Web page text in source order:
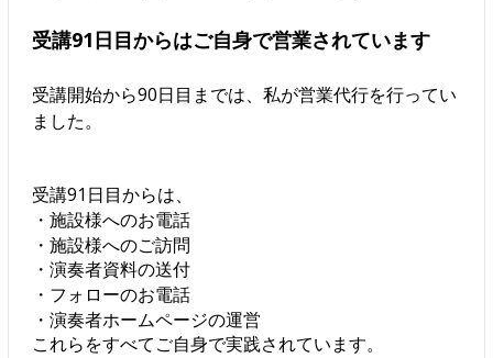
受講91日目からはご自身で営業されています
受講開始から90日目までは、私が営業代行を行ってい
ました。
受講91日目からは、
・施設様へのお電話
・施設様へのご訪問
・演奏者資料の送付
・フォローのお電話
・演奏者ホームページの運営
これらをすべてご自身で実践されています。